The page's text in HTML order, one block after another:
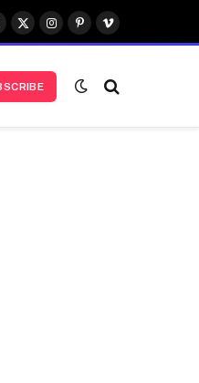
X
(Twitter)
Instagram
Pinterest
Vimeo